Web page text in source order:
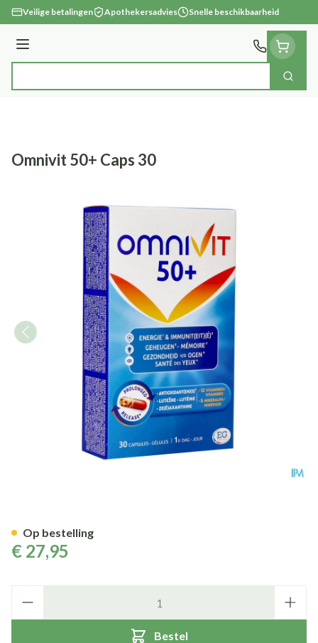
Ga naar de inhoud
Veilige betalingen Apothekersadvies Snelle beschikbaarheid
Menu
Zoek
Omnivit 50+ Caps 30
€ 27,95
Bestel
Op bestelling